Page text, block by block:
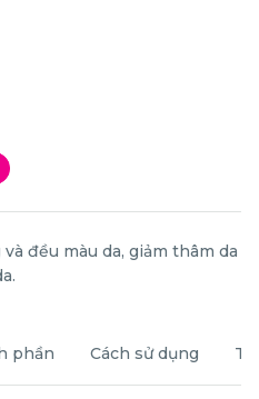
đều màu da, giảm thâm da
phần Cách sử dụng